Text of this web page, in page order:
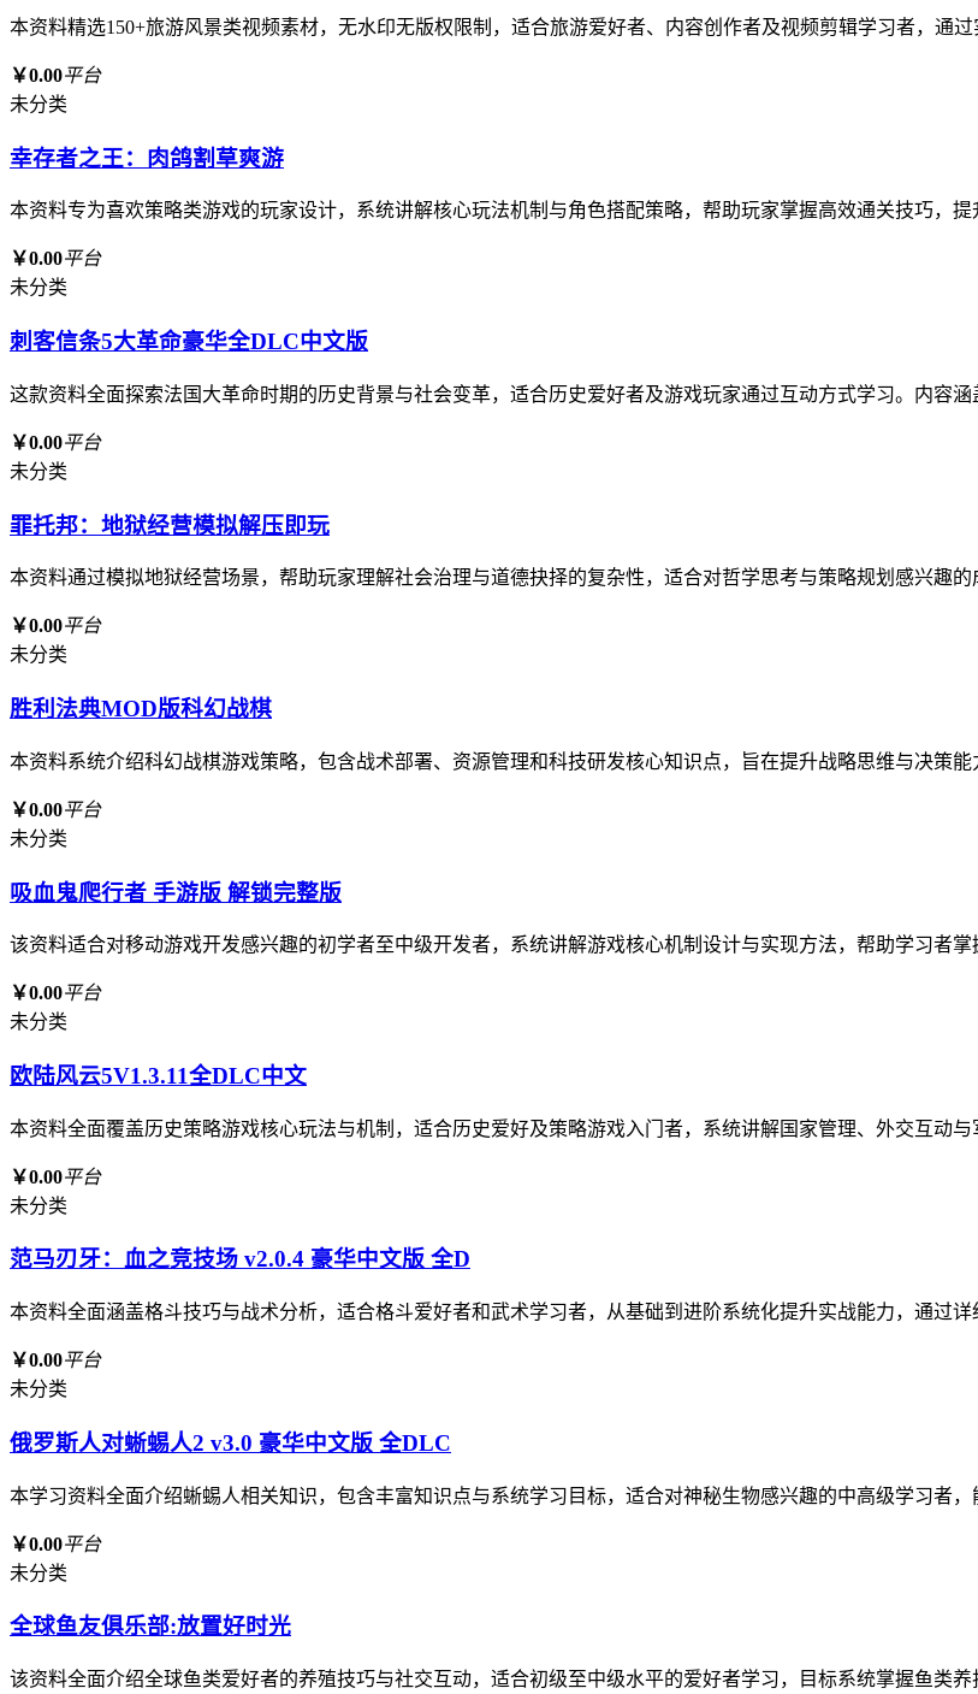
本资料精选150+旅游风景类视频素材，无水印无版权限制，适合旅游爱好者、内容创作者及视频剪辑学习者，通
￥0.00平台
未分类
幸存者之王：肉鸽割草爽游
本资料专为喜欢策略类游戏的玩家设计，系统讲解核心玩法机制与角色搭配策略，帮助玩家掌握高效通关技巧，
￥0.00平台
未分类
刺客信条5大革命豪华全DLC中文版
这款资料全面探索法国大革命时期的历史背景与社会变革，适合历史爱好者及游戏玩家通过互动方式学习。内容
￥0.00平台
未分类
罪托邦：地狱经营模拟解压即玩
本资料通过模拟地狱经营场景，帮助玩家理解社会治理与道德抉择的复杂性，适合对哲学思考与策略规划感兴趣
￥0.00平台
未分类
胜利法典MOD版科幻战棋
本资料系统介绍科幻战棋游戏策略，包含战术部署、资源管理和科技研发核心知识点，旨在提升战略思维与决策
￥0.00平台
未分类
吸血鬼爬行者 手游版 解锁完整版
该资料适合对移动游戏开发感兴趣的初学者至中级开发者，系统讲解游戏核心机制设计与实现方法，帮助学习者
￥0.00平台
未分类
欧陆风云5V1.3.11全DLC中文
本资料全面覆盖历史策略游戏核心玩法与机制，适合历史爱好及策略游戏入门者，系统讲解国家管理、外交互动
￥0.00平台
未分类
范马刃牙：血之竞技场 v2.0.4 豪华中文版 全D
本资料全面涵盖格斗技巧与战术分析，适合格斗爱好者和武术学习者，从基础到进阶系统化提升实战能力，通过
￥0.00平台
未分类
俄罗斯人对蜥蜴人2 v3.0 豪华中文版 全DLC
本学习资料全面介绍蜥蜴人相关知识，包含丰富知识点与系统学习目标，适合对神秘生物感兴趣的中高级学习者
￥0.00平台
未分类
全球鱼友俱乐部:放置好时光
该资料全面介绍全球鱼类爱好者的养殖技巧与社交互动，适合初级至中级水平的爱好者学习，目标系统掌握鱼类